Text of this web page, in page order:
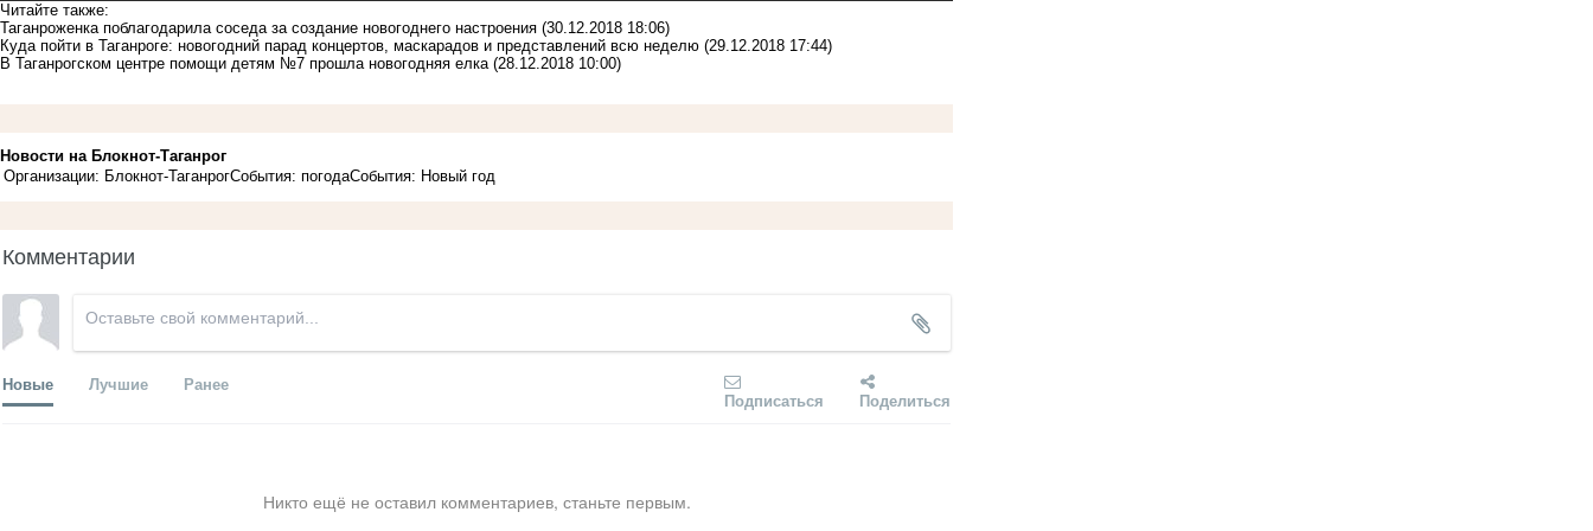
Читайте также:
Таганроженка поблагодарила соседа за создание новогоднего настроения (30.12.2018 18:06)
Куда пойти в Таганроге: новогодний парад концертов, маскарадов и представлений всю неделю (29.12.2018 17:44)
В Таганрогском центре помощи детям №7 прошла новогодняя елка (28.12.2018 10:00)
Новости на Блoкнoт-Таганрог
Организации: Блокнот-ТаганрогСобытия: погодаСобытия: Новый год
Комментарии
Новые Лучшие Ранее
Подписаться Поделиться
Никто ещё не оставил комментариев, станьте первым.